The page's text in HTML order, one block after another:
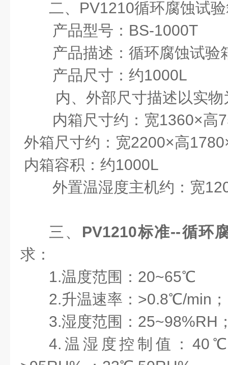
二、PV1210循环腐蚀试
产品型号：BS-1000T
产品描述：循环腐蚀试验
产品尺寸：约1000L
内、外部尺寸描述以实物
内箱尺寸约：宽1360×高
外箱尺寸约：宽2200×高
内箱容积：约1000L
外置温湿度主机约：宽
三、 PV1210标准--循环
求：
1.温度范围：20~65℃
2.升温速率：>0.8℃/min；
3.湿度范围：25~98%RH
4.温湿度控制值：